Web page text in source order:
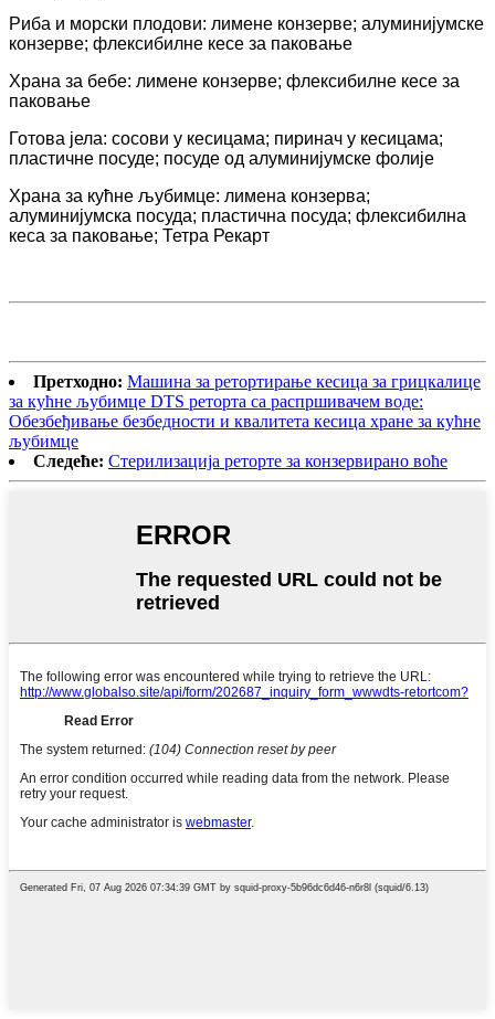
Риба и морски плодови: лимене конзерве; алуминијумске
конзерве; флексибилне кесе за паковање
Храна за бебе: лимене конзерве; флексибилне кесе за
паковање
Готова јела: сосови у кесицама; пиринач у кесицама;
пластичне посуде; посуде од алуминијумске фолије
Храна за кућне љубимце: лимена конзерва;
алуминијумска посуда; пластична посуда; флексибилна
кеса за паковање; Тетра Рекарт
Претходно: Машина за ретортирање кесица за грицкалице
за кућне љубимце DTS реторта са распршивачем воде:
Обезбеђивање безбедности и квалитета кесица хране за кућне
љубимце
Следеће: Стерилизација реторте за конзервирано воће